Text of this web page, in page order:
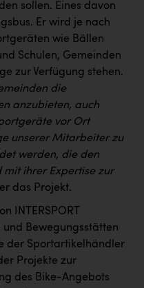
sollen. Eines davon
Er wird je nach
wie Bällen
Schulen, Gemeinden
zur Verfügung stehen.
die
anzubieten, auch
vor Ort
unserer Mitarbeiter zu
werden, die den
mit ihrer Expertise zur
das Projekt.
INTERSPORT
Bewegungsstätten
der Sportartikelhändler
Projekte zur
des Bike-Angebots